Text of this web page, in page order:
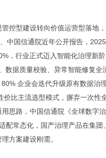
控型建设转向价值运营型落地
中国信通院近年公开报告，
，行业正式迈入智能化治理新阶
数据质量校验、异常智能修复全
企业会迭代升级原有数据治
价比主流选型模式，摒弃一次性
思路，中国信通院《全球数字
常态化，国产治理产品在集团、
方案建设刚需。